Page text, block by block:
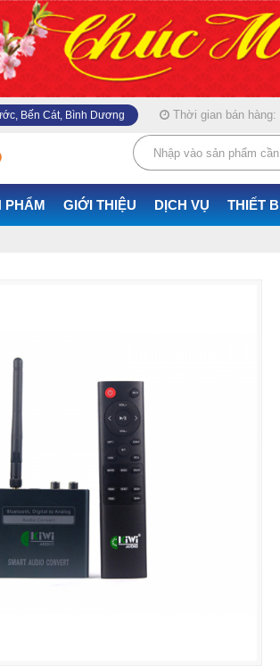
Bến Cát, Bình Dương Thời gian bán
PHẨM GIỚI THIỆU DỊCH VỤ THIẾT